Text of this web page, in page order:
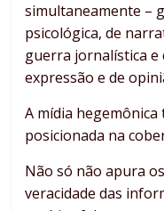
simultaneamente –
psicológica, de
guerra jornalística e
expressão e de
A mídia
posicionada na
Não só não apura
veracidade das